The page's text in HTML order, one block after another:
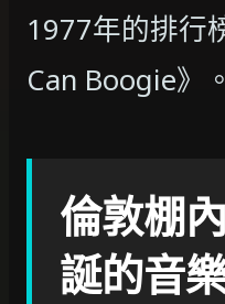
1977年的排行
Can Boogie》。
倫敦棚
誕的音